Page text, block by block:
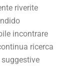
riverite
incontrare
ricerca